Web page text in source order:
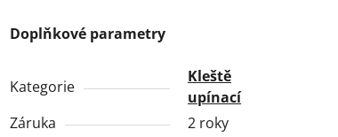
Doplňkové parametry
Kategorie
Kleště
upínací
Záruka
2 roky